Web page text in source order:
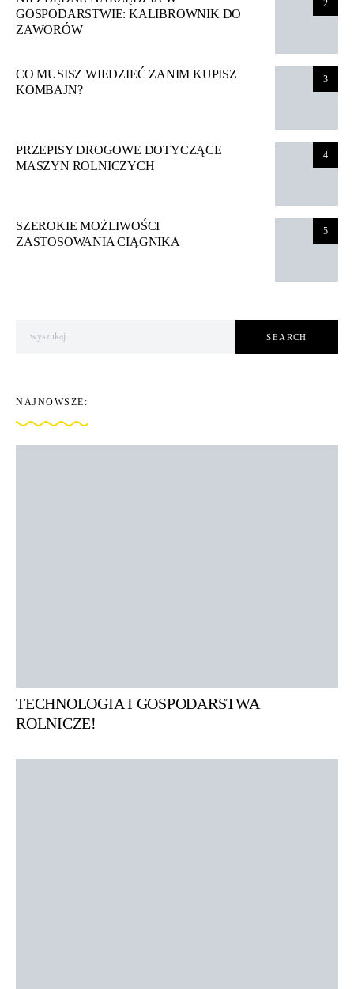
2
GOSPODARSTWIE: KALIBROWNIK DO
ZAWORÓW
3
CO MUSISZ WIEDZIEĆ ZANIM KUPISZ
KOMBAJN?
4
PRZEPISY DROGOWE DOTYCZĄCE
MASZYN ROLNICZYCH
5
SZEROKIE MOŻLIWOŚCI
ZASTOSOWANIA CIĄGNIKA
SEARCH
NAJNOWSZE:
TECHNOLOGIA I GOSPODARSTWA
ROLNICZE!